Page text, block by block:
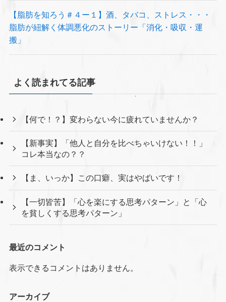
【脂肪を知ろう＃４ー１】酒、タバコ、ストレス・・・
脂肪が紐解く体調悪化のストーリー「消化・吸収・運
搬」
よく読まれてる記事
【何で！？】変わらない今に疲れていませんか？
【新事実】「他人と自分を比べちゃいけない！！」
コレ本当なの？？
【ま、いっか】この口癖、実はやばいです！
【一切皆苦】「心を楽にする思考パターン」と「心
を貧しくする思考パターン」
最近のコメント
表示できるコメントはありません。
アーカイブ